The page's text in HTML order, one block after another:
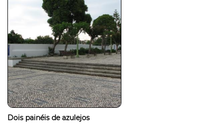
Dois painéis de azulejos